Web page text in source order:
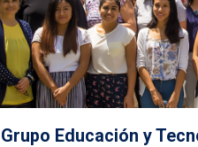
Grupo Educación y